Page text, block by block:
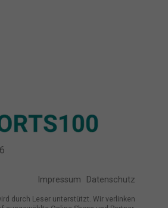
Impressum Datenschutz
durch Leser unterstützt. Wir verlinken